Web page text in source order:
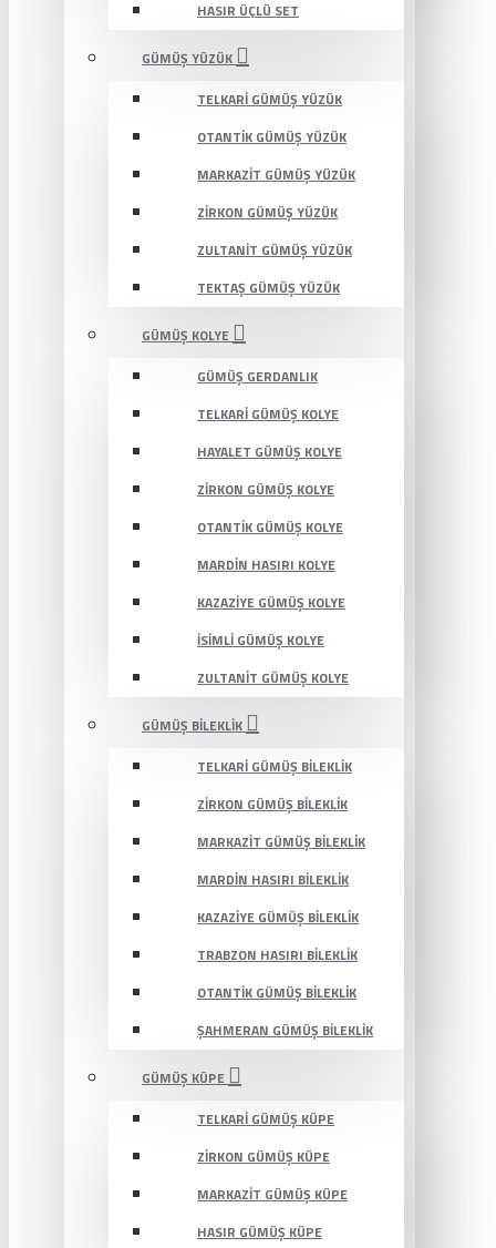
HASIR ÜÇLÜ SET
GÜMÜŞ YÜZÜK
TELKARI GÜMÜŞ YÜZÜK
OTANTIK GÜMÜŞ YÜZÜK
MARKAZIT GÜMÜŞ YÜZÜK
ZIRKON GÜMÜŞ YÜZÜK
ZULTANIT GÜMÜŞ YÜZÜK
TEKTAŞ GÜMÜŞ YÜZÜK
GÜMÜŞ KOLYE
GÜMÜŞ GERDANLIK
TELKARI GÜMÜŞ KOLYE
HAYALET GÜMÜŞ KOLYE
ZIRKON GÜMÜŞ KOLYE
OTANTIK GÜMÜŞ KOLYE
MARDIN HASIRI KOLYE
KAZAZIYE GÜMÜŞ KOLYE
İSIMLI GÜMÜŞ KOLYE
ZULTANIT GÜMÜŞ KOLYE
GÜMÜŞ BILEKLIK
TELKARI GÜMÜŞ BILEKLIK
ZIRKON GÜMÜŞ BILEKLIK
MARKAZIT GÜMÜŞ BILEKLIK
MARDIN HASIRI BILEKLIK
KAZAZIYE GÜMÜŞ BILEKLIK
TRABZON HASIRI BILEKLIK
OTANTIK GÜMÜŞ BILEKLIK
ŞAHMERAN GÜMÜŞ BILEKLIK
GÜMÜŞ KÜPE
TELKARI GÜMÜŞ KÜPE
ZIRKON GÜMÜŞ KÜPE
MARKAZIT GÜMÜŞ KÜPE
HASIR GÜMÜŞ KÜPE